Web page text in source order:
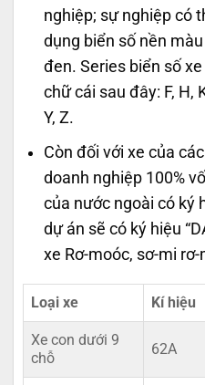
nghiệp; sự nghiệp có
dụng biển số nền
đen. Series biển số
chữ cái sau đây: F, H,
Y, Z.
Còn đối với xe của
doanh nghiệp 100%
của nước ngoài có ký
dự án sẽ có ký hiệu
xe Rơ-moóc, sơ-mi rơ-
Loại xe Kí hiệu
Xe con dưới 9
chỗ
62A